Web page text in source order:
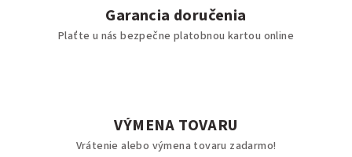
Garancia doručenia
Plaťte u nás bezpečne platobnou kartou online
VÝMENA TOVARU
Vrátenie alebo výmena tovaru zadarmo!